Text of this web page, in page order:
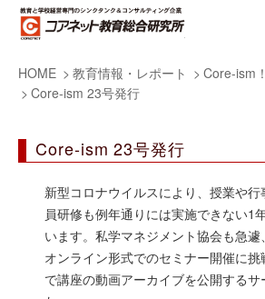
HOME 教育情報・レポート
Core-ism！
Core-ism 23号発行
Core-ism 23号発行
新型コロナウイルスにより、授業や
員研修も例年通りには実施できない1
います。私学マネジメント協会も急
オンライン形式でのセミナー開催に
で講座の動画アーカイブを公開するサ